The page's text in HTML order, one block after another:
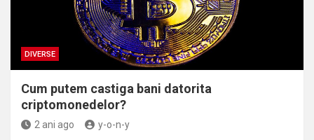
DIVERSE
Cum putem castiga bani datorita
criptomonedelor?
2 ani ago y-o-n-y